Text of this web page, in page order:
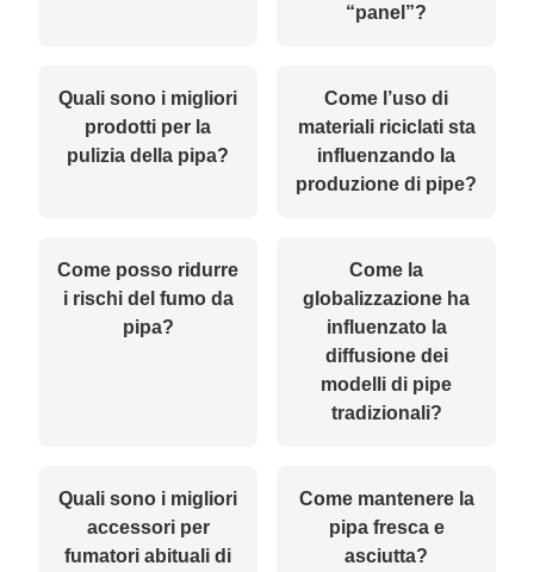
“panel”?
Quali sono i migliori
prodotti per la
pulizia della pipa?
Come l’uso di
materiali riciclati sta
influenzando la
produzione di pipe?
Come posso ridurre
i rischi del fumo da
pipa?
Come la
globalizzazione ha
influenzato la
diffusione dei
modelli di pipe
tradizionali?
Quali sono i migliori
accessori per
fumatori abituali di
Come mantenere la
pipa fresca e
asciutta?